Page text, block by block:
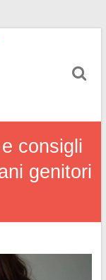
consigli
genitori